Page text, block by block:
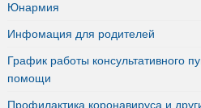
Юнармия
Инфомация для родителей
График работы консультативного
помощи
Профилактика коронавируса и